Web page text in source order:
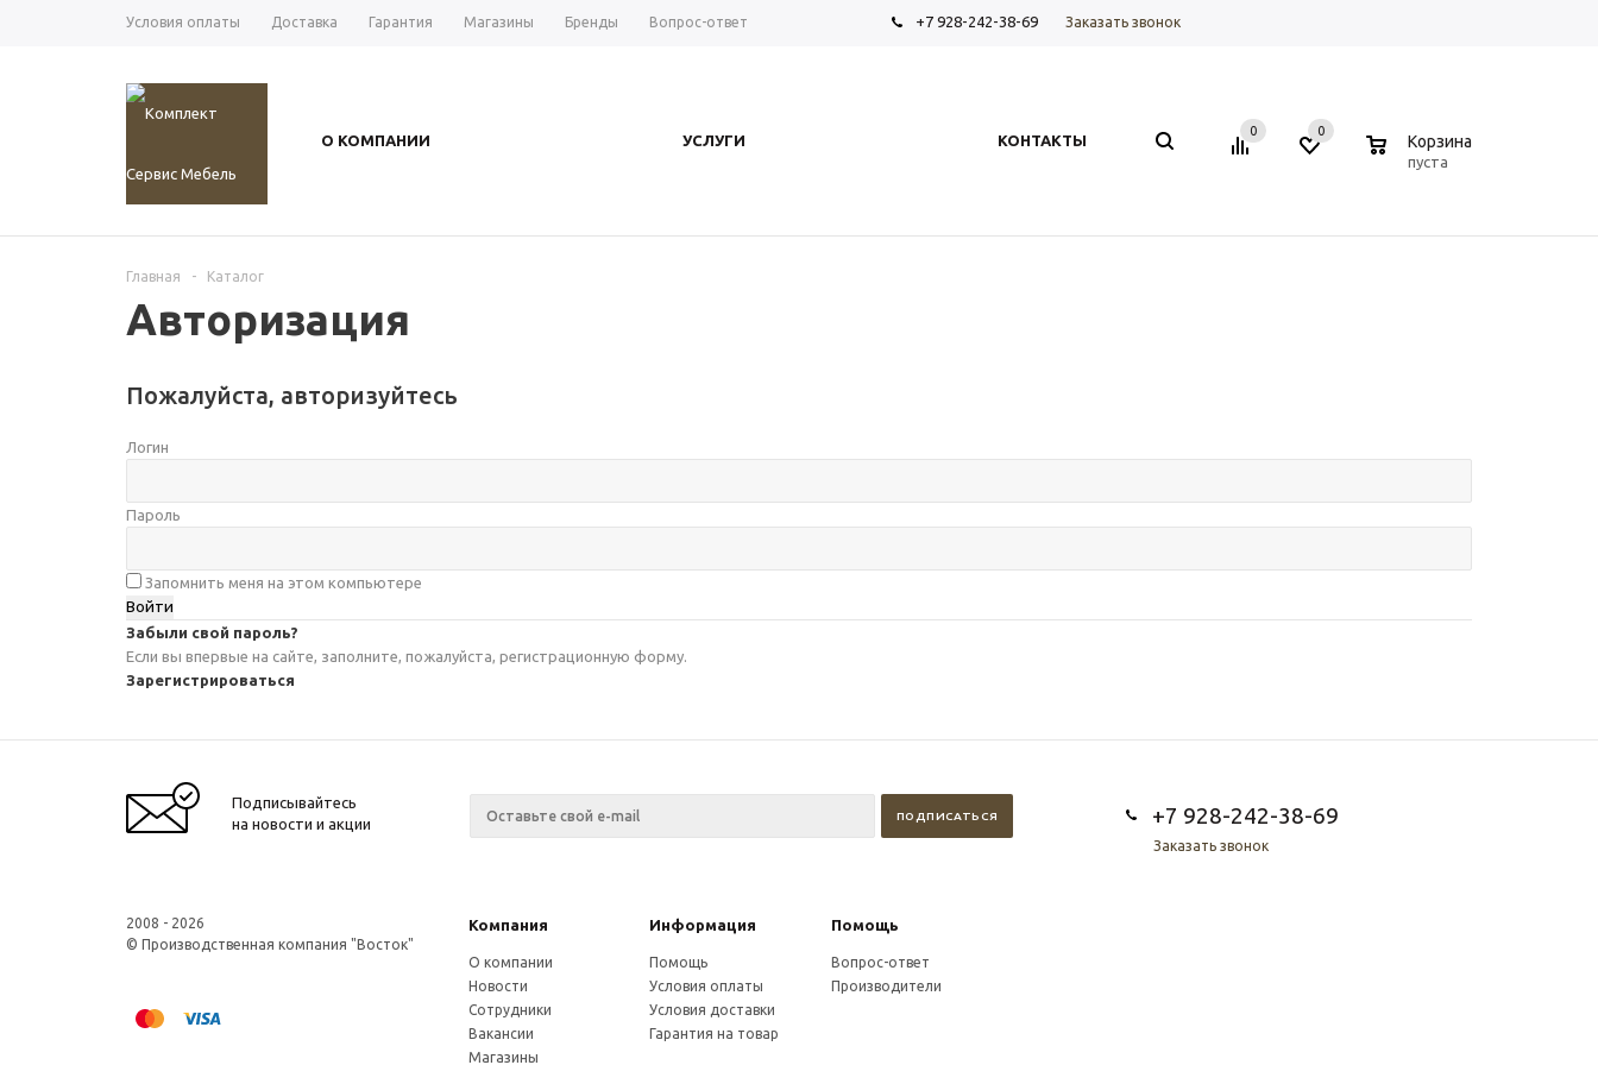
Условия оплаты Доставка Гарантия Магазины Бренды Вопрос-ответ +7 928-242-38-69 Заказать звонок
О КОМПАНИИ УСЛУГИ КОНТАКТЫ
0 0
Корзина
пуста
Главная - Каталог
Авторизация
Пожалуйста, авторизуйтесь
Логин
Пароль
Запомнить меня на этом компьютере
Забыли свой пароль?
Если вы впервые на сайте, заполните, пожалуйста, регистрационную форму.
Зарегистрироваться
Подписывайтесь
на новости и акции
+7 928-242-38-69
Заказать звонок
2008 - 2026
© Производственная компания "Восток"
Компания Информация Помощь
О компании
Новости
Сотрудники
Вакансии
Магазины
Помощь
Условия оплаты
Условия доставки
Гарантия на товар
Вопрос-ответ
Производители